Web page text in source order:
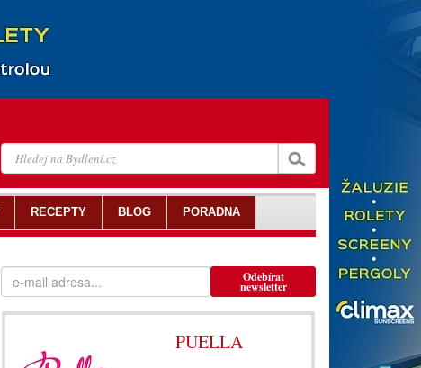
Odebírat
newsletter
PUELLA
RECEPTY BLOG PORADNA